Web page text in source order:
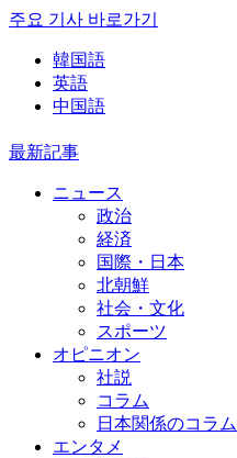
주요 기사 바로가기
韓国語
英語
中国語
最新記事
ニュース
政治
経済
国際・日本
北朝鮮
社会・文化
スポーツ
オピニオン
社説
コラム
日本関係のコラム
エンタメ